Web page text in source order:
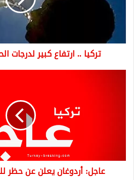
الحرارة
ولايات
تركيا .. ارتفاع كبير لدرجات
أيام
عاجل: أردوغان يعلن عن حظر